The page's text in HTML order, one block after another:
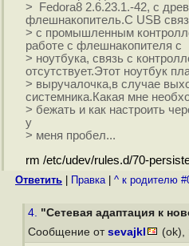
> Fedora8 2.6.23.1.-42, с
флешнакопитель.С USB
> с промышленным
работе с флешнакопителя с
> ноутбука, связь с
отсутствует.Этот ноутбук
> выручалочка,в случае
системника.Какая мне
> бежать и как настроить
у
> меня пробел...
rm /etc/udev/rules.d/70-
Ответить Правка| ^ к родителю
4. "Сетевая адаптация к
Сообщение от sevajkl (ok),